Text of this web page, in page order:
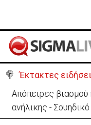
Έκτακτες
Μεγάλο πακέτο
-Κίνηση με μήνυμα